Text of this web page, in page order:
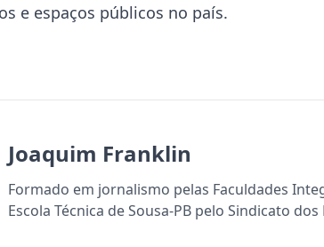
e espaços públicos no país.
Joaquim Franklin
Formado em jornalismo pelas Faculdades
Escola Técnica de Sousa-PB pelo Sindicato